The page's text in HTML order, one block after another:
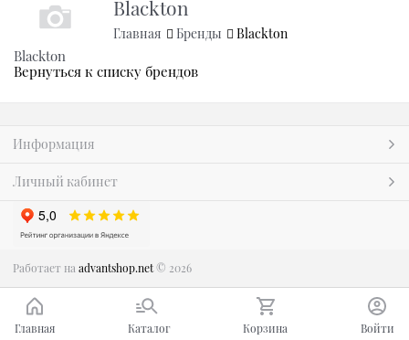
Blackton
Главная Бренды Blackton
Blackton
Вернуться к списку брендов
Информация
Личный кабинет
Работает на advantshop.net© 2026
Главная Каталог Корзина Войти